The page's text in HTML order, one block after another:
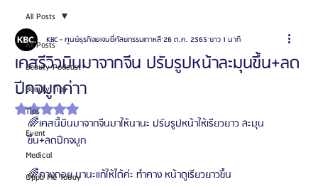
All Posts
Beauty Podcast
Beauty Tips
Tips
Event
Medical
Oppa Me Today
All Posts
เคสรีวิวบินมาจากจีน ปรับรูปหน้าละมุนขึ้น+ลด
ปีกจมูกค่าา
KBC - ศูนย์ธุรกิจเอเจนซี่ศัลยกรรมเกาหลี26 ต.ค. 2565 ยาว 1 นาที
ได้รับ NaN เต็ม 5 ดาว
🌈เคสนี้บินมาจากจีนมาให้นานะ ปรับรูปหน้าให้เรียวยาว ละมุน
ขึ้น+ลดปีกจมูก
🌈คางถอย นานะแก้ให้ได้ค่ะ ทำคาง หน้าดูเรียวยาวขึ้น